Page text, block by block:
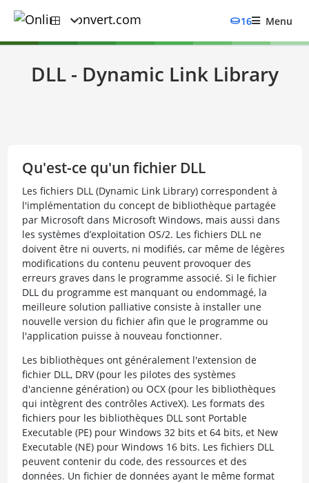
16 Menu
DLL - Dynamic Link Library
Qu'est-ce qu'un fichier DLL
Les fichiers DLL (Dynamic Link Library) correspondent à
l'implémentation du concept de bibliothèque partagée
par Microsoft dans Microsoft Windows, mais aussi dans
les systèmes d’exploitation OS/2. Les fichiers DLL ne
doivent être ni ouverts, ni modifiés, car même de légères
modifications du contenu peuvent provoquer des
erreurs graves dans le programme associé. Si le fichier
DLL du programme est manquant ou endommagé, la
meilleure solution palliative consiste à installer une
nouvelle version du fichier afin que le programme ou
l'application puisse à nouveau fonctionner.
Les bibliothèques ont généralement l'extension de
fichier DLL, DRV (pour les pilotes des systèmes
d'ancienne génération) ou OCX (pour les bibliothèques
qui intègrent des contrôles ActiveX). Les formats des
fichiers pour les bibliothèques DLL sont Portable
Executable (PE) pour Windows 32 bits et 64 bits, et New
Executable (NE) pour Windows 16 bits. Les fichiers DLL
peuvent contenir du code, des ressources et des
données. Un fichier de données ayant le même format